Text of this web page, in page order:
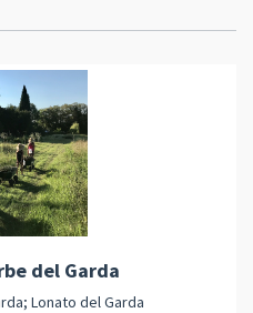
del Garda
Lonato del Garda